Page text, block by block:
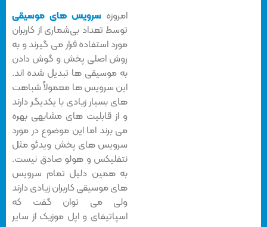
امروزهسرویس های موسیقی
توسط تعداد بی‌شماری از کاربران
مورد استفاده قرار می گیرند و به
روش اصلی پخش و گوش دادن
به موسیقی ها تبدیل شده اند.
این سرویس ها معمولاً شباهت
های بسیار زیادی با یکدیگر دارند
و از قابلیت های مشابهی بهره
می برند اما این موضوع در مورد
سرویس های پخش ویدئو مثل
نتفلیکس و هولو صادق نیست.
به همین دلیل تمام سرویس
های موسیقی کاربران زیادی دارند
ولی می توان گفت که
اسپاتیفای و اپل موزیک از سایر